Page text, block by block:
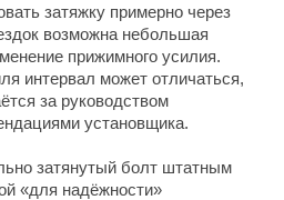
затяжку примерно через
возможна небольшая
прижимного усилия.
интервал может отличаться,
за руководством
установщика.
затянутый болт штатным
«для надёжности»